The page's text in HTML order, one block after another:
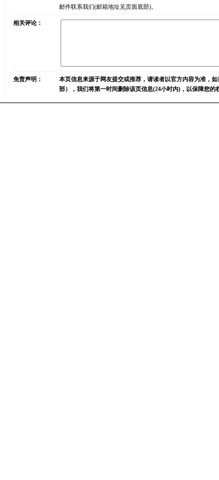
邮件联系我们(邮箱地址见页面底部)。
相关评论：
免责声明：
本页信息来源于网友提交或推荐，请读者以官方内容为准，
部），我们将第一时间删除该页信息(24小时内)，以保障您的